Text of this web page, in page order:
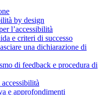
by design
l’accessibilità
e criteri di successo
una dichiarazione di
di feedback e procedura di
e approfondimenti